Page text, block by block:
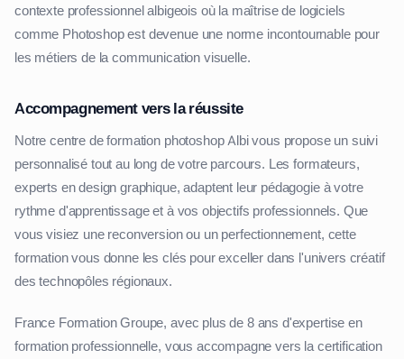
contexte professionnel albigeois où la maîtrise de logiciels
comme Photoshop est devenue une norme incontournable pour
les métiers de la communication visuelle.
Accompagnement vers la réussite
Notre centre de formation photoshop Albi vous propose un suivi
personnalisé tout au long de votre parcours. Les formateurs,
experts en design graphique, adaptent leur pédagogie à votre
rythme d'apprentissage et à vos objectifs professionnels. Que
vous visiez une reconversion ou un perfectionnement, cette
formation vous donne les clés pour exceller dans l'univers créatif
des technopôles régionaux.
France Formation Groupe, avec plus de 8 ans d'expertise en
formation professionnelle, vous accompagne vers la certification